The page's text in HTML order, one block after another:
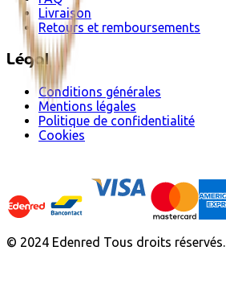
Livraison
Retours et remboursements
Légal
Conditions générales
Mentions légales
Politique de confidentialité
Cookies
© 2024 Edenred Tous droits réservés.